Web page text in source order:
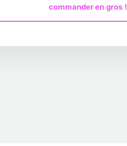
commander en gros !